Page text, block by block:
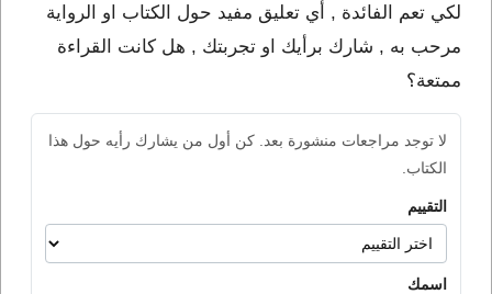
لكي تعم الفائدة , أي تعليق مفيد حول الكتاب او الرواية
مرحب به , شارك برأيك او تجربتك , هل كانت القراءة
ممتعة؟
لا توجد مراجعات منشورة بعد. كن أول من يشارك رأيه حول هذا
الكتاب.
التقييم
اسمك